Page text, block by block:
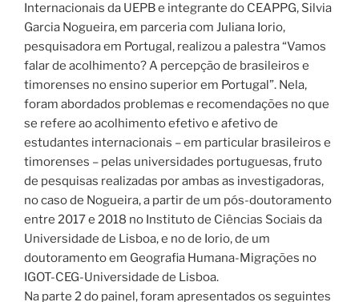
Internacionais da UEPB e integrante do CEAPPG, Silvia
Garcia Nogueira, em parceria com Juliana Iorio,
pesquisadora em Portugal, realizou a palestra “Vamos
falar de acolhimento? A percepção de brasileiros e
timorenses no ensino superior em Portugal”. Nela,
foram abordados problemas e recomendações no que
se refere ao acolhimento efetivo e afetivo de
estudantes internacionais – em particular brasileiros e
timorenses – pelas universidades portuguesas, fruto
de pesquisas realizadas por ambas as investigadoras,
no caso de Nogueira, a partir de um pós-doutoramento
entre 2017 e 2018 no Instituto de Ciências Sociais da
Universidade de Lisboa, e no de Iorio, de um
doutoramento em Geografia Humana-Migrações no
IGOT-CEG-Universidade de Lisboa.
Na parte 2 do painel, foram apresentados os seguintes